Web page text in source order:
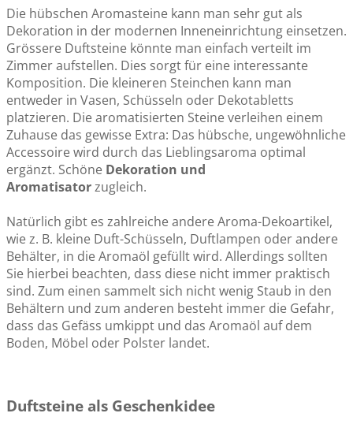
Die hübschen Aromasteine kann man sehr gut als
Dekoration in der modernen Inneneinrichtung einsetzen.
Grössere Duftsteine könnte man einfach verteilt im
Zimmer aufstellen. Dies sorgt für eine interessante
Komposition. Die kleineren Steinchen kann man
entweder in Vasen, Schüsseln oder Dekotabletts
platzieren. Die aromatisierten Steine verleihen einem
Zuhause das gewisse Extra: Das hübsche, ungewöhnliche
Accessoire wird durch das Lieblingsaroma optimal
ergänzt. Schöne Dekoration und
Aromatisatorzugleich.
Natürlich gibt es zahlreiche andere Aroma-Dekoartikel,
wie z. B. kleine Duft-Schüsseln, Duftlampen oder andere
Behälter, in die Aromaöl gefüllt wird. Allerdings sollten
Sie hierbei beachten, dass diese nicht immer praktisch
sind. Zum einen sammelt sich nicht wenig Staub in den
Behältern und zum anderen besteht immer die Gefahr,
dass das Gefäss umkippt und das Aromaöl auf dem
Boden, Möbel oder Polster landet.
Duftsteine als Geschenkidee